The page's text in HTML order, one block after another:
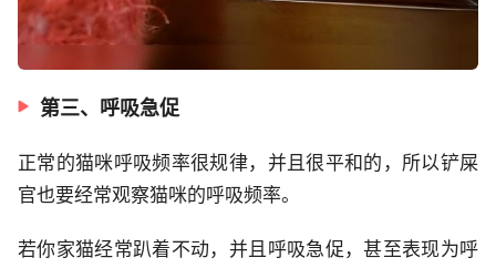
第三、呼吸急促
正常的猫咪呼吸频率很规律，并且很平和的，所以铲屎
官也要经常观察猫咪的呼吸频率。
若你家猫经常趴着不动，并且呼吸急促，甚至表现为呼